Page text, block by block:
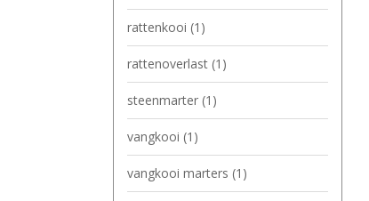
rattenkooi (1)
rattenoverlast (1)
steenmarter (1)
vangkooi (1)
vangkooi marters (1)